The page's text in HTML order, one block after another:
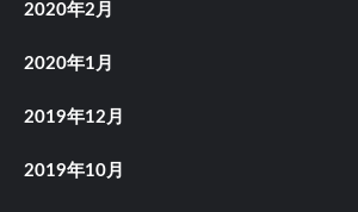
2020年2月
2020年1月
2019年12月
2019年10月